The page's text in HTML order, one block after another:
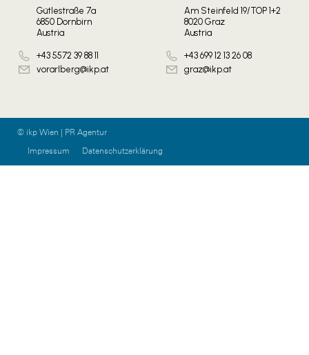
Gütlestraße 7a
6850 Dornbirn
Austria
+43 5572 39 88 11
vorarlberg@ikp.at
Am Steinfeld 19/TOP 1+2
8020 Graz
Austria
+43 699 12 13 26 08
graz@ikp.at
© ikp Wien | PR Agentur
Impressum
Datenschutzerklärung